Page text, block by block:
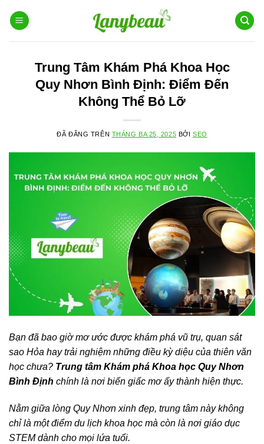
đến
Trung Tâm Khám Phá Khoa Học
Quy Nhơn Bình Định: Điểm Đến
Không Thể Bỏ Lỡ
ĐÃ ĐĂNG TRÊN THÁNG BA 25, 2025 BỞI SEO
Bạn đã bao giờ mơ ước được khám phá vũ trụ, quan sát
sao Hỏa hay trải nghiệm những điều kỳ diệu của thiên văn
học chưa? Trung tâm Khám phá Khoa học Quy Nhơn
Bình Định chính là nơi biến giấc mơ ấy thành hiện thực.
Nằm giữa lòng Quy Nhơn xinh đẹp, trung tâm này không
chỉ là một điểm du lịch khoa học mà còn là nơi giáo dục
STEM dành cho mọi lứa tuổi.